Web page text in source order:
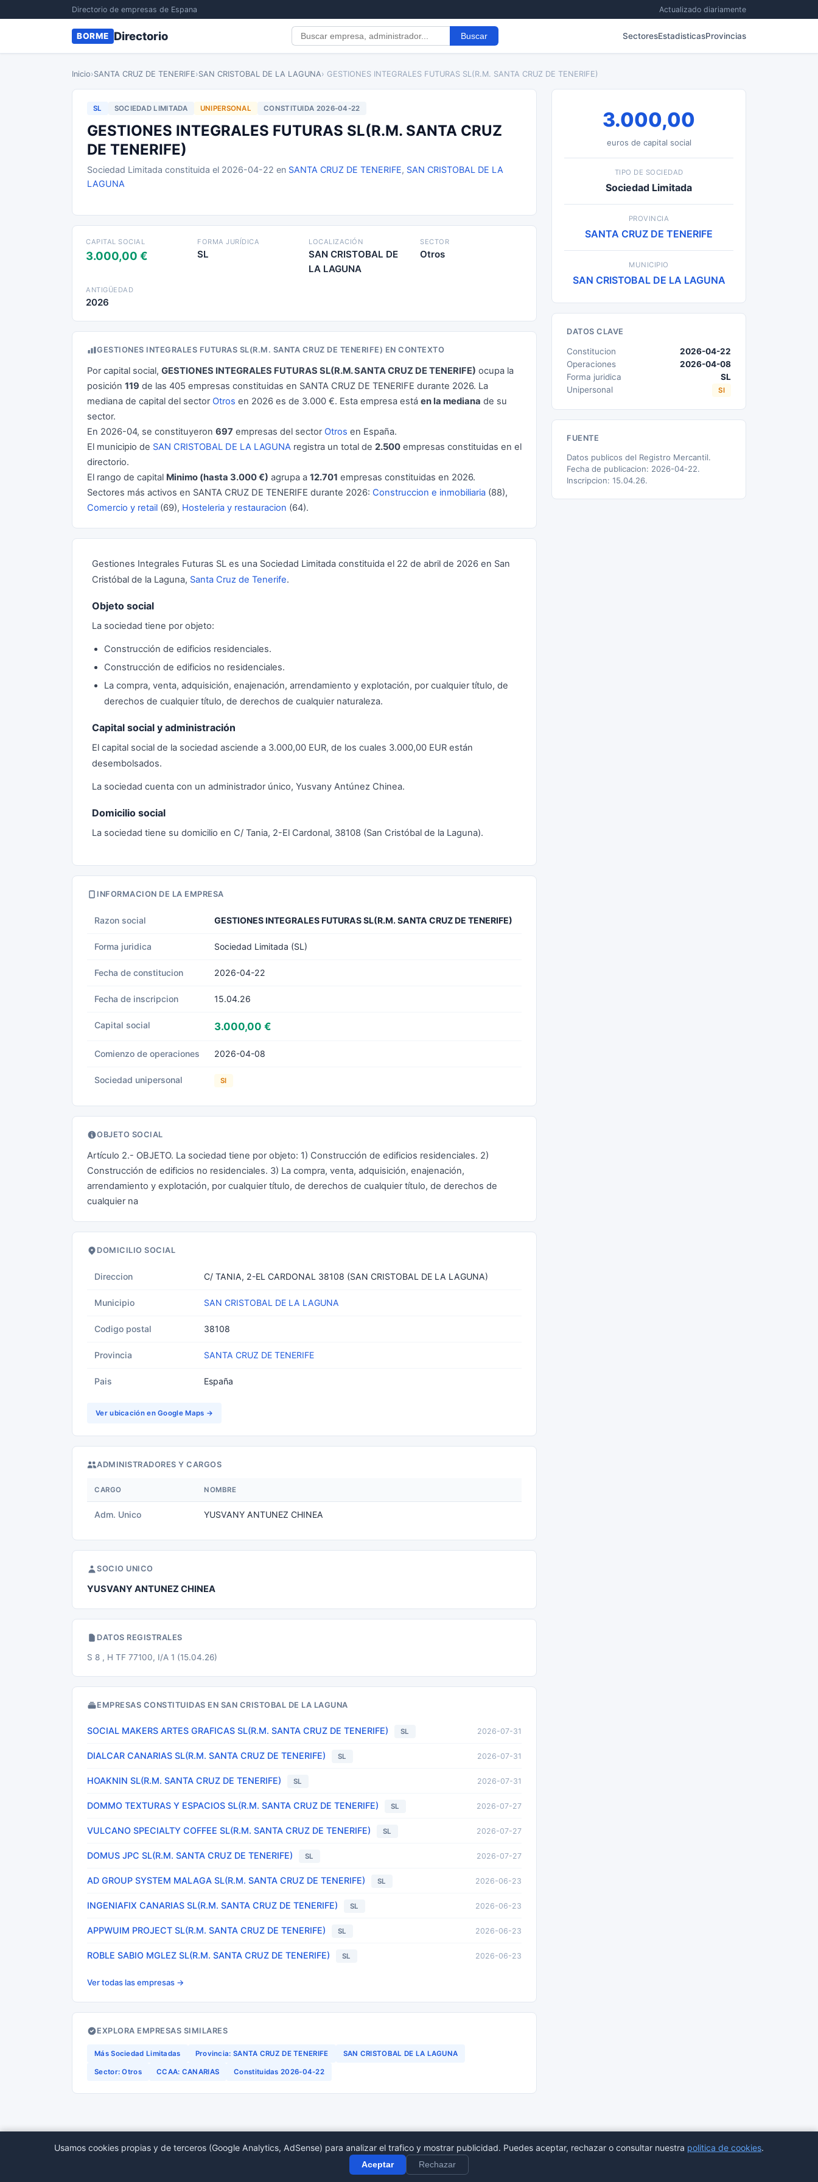
Directorio de empresas de Espana Actualizado diariamente
BORME Directorio Buscar SectoresEstadisticasProvincias
Inicio›SANTA CRUZ DE TENERIFE›SAN CRISTOBAL DE LA LAGUNA› GESTIONES INTEGRALES FUTURAS SL(R.M. SANTA CRUZ DE TENERIFE)
SL SOCIEDAD LIMITADA UNIPERSONAL CONSTITUIDA 2026-04-22
GESTIONES INTEGRALES FUTURAS SL(R.M. SANTA CRUZ
DE TENERIFE)
Sociedad Limitada constituida el 2026-04-22 en SANTA CRUZ DE TENERIFE, SAN CRISTOBAL DE LA
LAGUNA
CAPITAL SOCIAL
3.000,00 €
FORMA JURÍDICA
SL
LOCALIZACIÓN
SAN CRISTOBAL DE
LA LAGUNA
SECTOR
Otros
ANTIGÜEDAD
2026
GESTIONES INTEGRALES FUTURAS SL(R.M. SANTA CRUZ DE TENERIFE) EN CONTEXTO
Por capital social, GESTIONES INTEGRALES FUTURAS SL(R.M. SANTA CRUZ DE TENERIFE) ocupa la
posición 119 de las 405 empresas constituidas en SANTA CRUZ DE TENERIFE durante 2026. La
mediana de capital del sector Otros en 2026 es de 3.000 €. Esta empresa está en la mediana de su
sector.
En 2026-04, se constituyeron 697 empresas del sector Otros en España.
El municipio de SAN CRISTOBAL DE LA LAGUNA registra un total de 2.500 empresas constituidas en el
directorio.
El rango de capital Minimo (hasta 3.000 €) agrupa a 12.701 empresas constituidas en 2026.
Sectores más activos en SANTA CRUZ DE TENERIFE durante 2026: Construccion e inmobiliaria (88),
Comercio y retail (69), Hosteleria y restauracion (64).
Gestiones Integrales Futuras SL es una Sociedad Limitada constituida el 22 de abril de 2026 en San
Cristóbal de la Laguna, Santa Cruz de Tenerife.
Objeto social
La sociedad tiene por objeto:
Construcción de edificios residenciales.
Construcción de edificios no residenciales.
La compra, venta, adquisición, enajenación, arrendamiento y explotación, por cualquier título, de
derechos de cualquier título, de derechos de cualquier naturaleza.
Capital social y administración
El capital social de la sociedad asciende a 3.000,00 EUR, de los cuales 3.000,00 EUR están
desembolsados.
La sociedad cuenta con un administrador único, Yusvany Antúnez Chinea.
Domicilio social
La sociedad tiene su domicilio en C/ Tania, 2-El Cardonal, 38108 (San Cristóbal de la Laguna).
INFORMACION DE LA EMPRESA
Razon social GESTIONES INTEGRALES FUTURAS SL(R.M. SANTA CRUZ DE TENERIFE)
Forma juridica Sociedad Limitada (SL)
Fecha de constitucion 2026-04-22
Fecha de inscripcion 15.04.26
Capital social 3.000,00 €
Comienzo de operaciones 2026-04-08
Sociedad unipersonal SI
OBJETO SOCIAL
Artículo 2.- OBJETO. La sociedad tiene por objeto: 1) Construcción de edificios residenciales. 2)
Construcción de edificios no residenciales. 3) La compra, venta, adquisición, enajenación,
arrendamiento y explotación, por cualquier título, de derechos de cualquier título, de derechos de
cualquier na
DOMICILIO SOCIAL
Direccion C/ TANIA, 2-EL CARDONAL 38108 (SAN CRISTOBAL DE LA LAGUNA)
Municipio SAN CRISTOBAL DE LA LAGUNA
Codigo postal 38108
Provincia SANTA CRUZ DE TENERIFE
Pais España
Ver ubicación en Google Maps →
ADMINISTRADORES Y CARGOS
CARGO NOMBRE
Adm. Unico YUSVANY ANTUNEZ CHINEA
SOCIO UNICO
YUSVANY ANTUNEZ CHINEA
DATOS REGISTRALES
S 8 , H TF 77100, I/A 1 (15.04.26)
EMPRESAS CONSTITUIDAS EN SAN CRISTOBAL DE LA LAGUNA
SOCIAL MAKERS ARTES GRAFICAS SL(R.M. SANTA CRUZ DE TENERIFE) SL 2026-07-31
DIALCAR CANARIAS SL(R.M. SANTA CRUZ DE TENERIFE) SL 2026-07-31
HOAKNIN SL(R.M. SANTA CRUZ DE TENERIFE) SL 2026-07-31
DOMMO TEXTURAS Y ESPACIOS SL(R.M. SANTA CRUZ DE TENERIFE) SL 2026-07-27
VULCANO SPECIALTY COFFEE SL(R.M. SANTA CRUZ DE TENERIFE) SL 2026-07-27
DOMUS JPC SL(R.M. SANTA CRUZ DE TENERIFE) SL 2026-07-27
AD GROUP SYSTEM MALAGA SL(R.M. SANTA CRUZ DE TENERIFE) SL 2026-06-23
INGENIAFIX CANARIAS SL(R.M. SANTA CRUZ DE TENERIFE) SL 2026-06-23
APPWUIM PROJECT SL(R.M. SANTA CRUZ DE TENERIFE) SL 2026-06-23
ROBLE SABIO MGLEZ SL(R.M. SANTA CRUZ DE TENERIFE) SL 2026-06-23
Ver todas las empresas →
EXPLORA EMPRESAS SIMILARES
Más Sociedad Limitadas Provincia: SANTA CRUZ DE TENERIFE SAN CRISTOBAL DE LA LAGUNA
Sector: Otros CCAA: CANARIAS Constituidas 2026-04-22
3.000,00
euros de capital social
TIPO DE SOCIEDAD
Sociedad Limitada
PROVINCIA
SANTA CRUZ DE TENERIFE
MUNICIPIO
SAN CRISTOBAL DE LA LAGUNA
DATOS CLAVE
Constitucion
2026-04-22
Operaciones
2026-04-08
Forma juridica
SL
Unipersonal
SI
FUENTE
Datos publicos del Registro Mercantil.
Fecha de publicacion: 2026-04-22.
Inscripcion: 15.04.26.
Usamos cookies propias y de terceros (Google Analytics, AdSense) para analizar el trafico y mostrar publicidad. Puedes aceptar, rechazar o consultar nuestra politica de cookies.
Aceptar Rechazar